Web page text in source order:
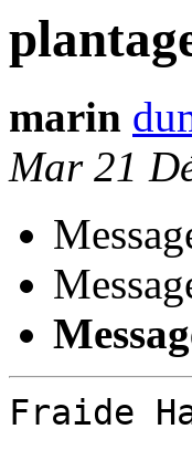
marin
Mar 21
Fraide